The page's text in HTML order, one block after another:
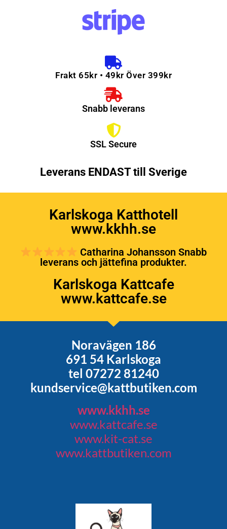
Frakt 65kr • 49kr Över 399kr
Snabb leverans
SSL Secure
Leverans ENDAST till Sverige
Karlskoga Katthotell
www.kkhh.se
Catharina Johansson Snabb
leverans och jättefina produkter.
Karlskoga Kattcafe
www.kattcafe.se
Noravägen 186
691 54 Karlskoga
tel 07272 81240
kundservice@kattbutiken.com
www.kkhh.se
www.kattcafe.se
www.kit-cat.se
www.kattbutiken.com